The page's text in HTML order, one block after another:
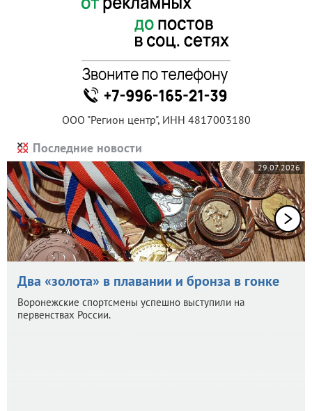
ООО "Регион центр", ИНН 4817003180
Последние новости
29.07.2026
Два «золота» в плавании и бронза в гонке
Воронежские спортсмены успешно выступили на
первенствах России.